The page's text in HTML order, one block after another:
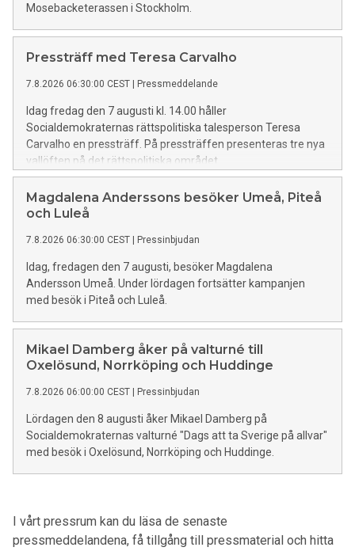
Mosebacketerassen i Stockholm.
Pressträff med Teresa Carvalho
7.8.2026 06:30:00 CEST Pressmeddelande
Idag fredag den 7 augusti kl. 14.00 håller
Socialdemokraternas rättspolitiska talesperson Teresa
Carvalho en pressträff. På pressträffen presenteras tre nya
vallöften på det rättspolitiska området.
Magdalena Anderssons besöker Umeå, Piteå
och Luleå
7.8.2026 06:30:00 CEST Pressinbjudan
Idag, fredagen den 7 augusti, besöker Magdalena
Andersson Umeå. Under lördagen fortsätter kampanjen
med besök i Piteå och Luleå.
Mikael Damberg åker på valturné till
Oxelösund, Norrköping och Huddinge
7.8.2026 06:00:00 CEST Pressinbjudan
Lördagen den 8 augusti åker Mikael Damberg på
Socialdemokraternas valturné "Dags att ta Sverige på allvar"
med besök i Oxelösund, Norrköping och Huddinge.
I vårt pressrum kan du läsa de senaste
pressmeddelandena, få tillgång till pressmaterial och hitta